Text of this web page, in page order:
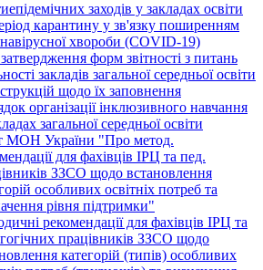
заходів у закладах освіти
карантину у зв'язку поширенням
хвороби (COVID-19)
форм звітності з питань
закладів загальної середньої освіти
щодо їх заповнення
організації інклюзивного навчання
загальної середньої освіти
МОН України "Про метод.
для фахівців ІРЦ та пед.
ЗЗСО щодо встановлення
особливих освітніх потреб та
рівня підтримки"
рекомендації для фахівців ІРЦ та
працівників ЗЗСО щодо
категорій (типів) особливих